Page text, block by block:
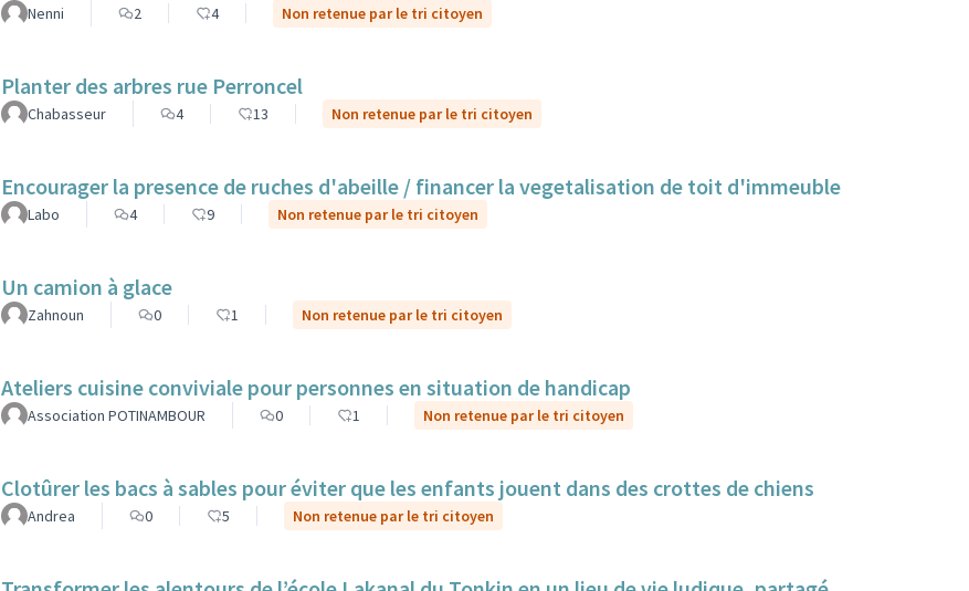
Nenni 2 4 Non retenue par le tri citoyen
Planter des arbres rue Perroncel
Chabasseur 4 13 Non retenue par le tri citoyen
Encourager la presence de ruches d'abeille / financer la vegetalisation de toit d'immeuble
Labo 4 9 Non retenue par le tri citoyen
Un camion à glace
Zahnoun 0 1 Non retenue par le tri citoyen
Ateliers cuisine conviviale pour personnes en situation de handicap
Association POTINAMBOUR 0 1 Non retenue par le tri citoyen
Clotûrer les bacs à sables pour éviter que les enfants jouent dans des crottes de chiens
Andrea 0 5 Non retenue par le tri citoyen